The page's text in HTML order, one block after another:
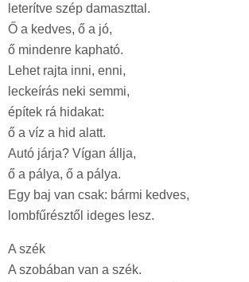
leterítve szép damaszttal.
Ő a kedves, ő a jó,
ő mindenre kapható.
Lehet rajta inni, enni,
leckeírás neki semmi,
építek rá hidakat:
ő a víz a hid alatt.
Autó járja? Vígan állja,
ő a pálya, ő a pálya.
Egy baj van csak: bármi kedves,
lombfűrésztől ideges lesz.
A szék
A szobában van a szék.